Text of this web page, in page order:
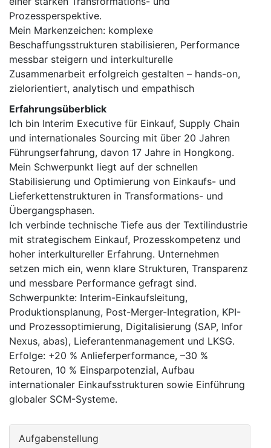
Prozessperspektive.
Mein Markenzeichen: komplexe
Beschaffungsstrukturen stabilisieren, Performance
messbar steigern und interkulturelle
Zusammenarbeit erfolgreich gestalten – hands-on,
zielorientiert, analytisch und empathisch
Erfahrungsüberblick
Ich bin Interim Executive für Einkauf, Supply Chain
und internationales Sourcing mit über 20 Jahren
Führungserfahrung, davon 17 Jahre in Hongkong.
Mein Schwerpunkt liegt auf der schnellen
Stabilisierung und Optimierung von Einkaufs- und
Lieferkettenstrukturen in Transformations- und
Übergangsphasen.
Ich verbinde technische Tiefe aus der Textilindustrie
mit strategischem Einkauf, Prozesskompetenz und
hoher interkultureller Erfahrung. Unternehmen
setzen mich ein, wenn klare Strukturen, Transparenz
und messbare Performance gefragt sind.
Schwerpunkte: Interim-Einkaufsleitung,
Produktionsplanung, Post-Merger-Integration, KPI-
und Prozessoptimierung, Digitalisierung (SAP, Infor
Nexus, abas), Lieferantenmanagement und LKSG.
Erfolge: +20 % Anlieferperformance, –30 %
Retouren, 10 % Einsparpotenzial, Aufbau
internationaler Einkaufsstrukturen sowie Einführung
globaler SCM-Systeme.
Aufgabenstellung